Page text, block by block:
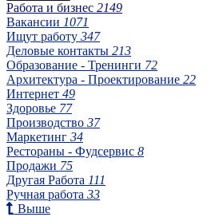
Работа и бизнес 2149
Вакансии 1071
Ищут работу 347
Деловые контакты 213
Образование - Тренинги 72
Архитектура - Проектирование 22
Интернет 49
Здоровье 77
Производство 37
Маркетинг 34
Рестораны - Фудсервис 8
Продажи 75
Другая Работа 111
Ручная работа 33
Выше